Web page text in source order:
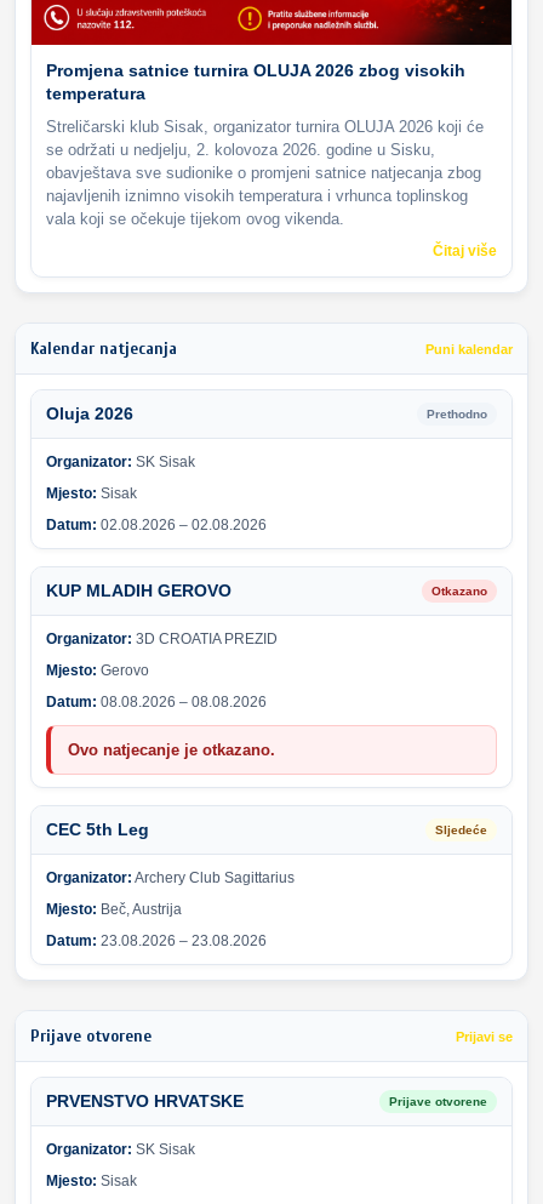
Promjena satnice turnira OLUJA 2026 zbog visokih
temperatura
Streličarski klub Sisak, organizator turnira OLUJA 2026 koji će
se održati u nedjelju, 2. kolovoza 2026. godine u Sisku,
obavještava sve sudionike o promjeni satnice natjecanja zbog
najavljenih iznimno visokih temperatura i vrhunca toplinskog
vala koji se očekuje tijekom ovog vikenda.
Čitaj više
Kalendar natjecanja Puni kalendar
Oluja 2026 Prethodno
Organizator: SK Sisak
Mjesto: Sisak
Datum: 02.08.2026 – 02.08.2026
KUP MLADIH GEROVO Otkazano
Organizator: 3D CROATIA PREZID
Mjesto: Gerovo
Datum: 08.08.2026 – 08.08.2026
Ovo natjecanje je otkazano.
CEC 5th Leg Sljedeće
Organizator: Archery Club Sagittarius
Mjesto: Beč, Austrija
Datum: 23.08.2026 – 23.08.2026
Prijave otvorene Prijavi se
PRVENSTVO HRVATSKE Prijave otvorene
Organizator: SK Sisak
Mjesto: Sisak